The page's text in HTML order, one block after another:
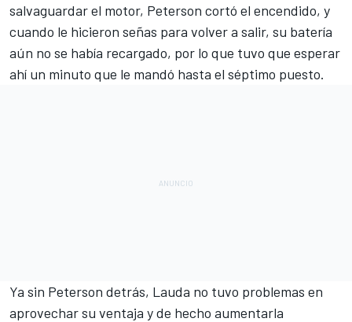
salvaguardar el motor, Peterson cortó el encendido, y
cuando le hicieron señas para volver a salir, su batería
aún no se había recargado, por lo que tuvo que esperar
ahí un minuto que le mandó hasta el séptimo puesto.
Ya sin Peterson detrás, Lauda no tuvo problemas en
aprovechar su ventaja y de hecho aumentarla